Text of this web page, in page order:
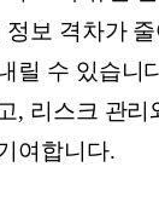
정보 격차가
릴 수 있습니
, 리스크 관리
여합니다.